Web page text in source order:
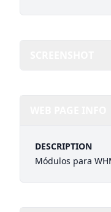
DESCRIPTION
Módulos para